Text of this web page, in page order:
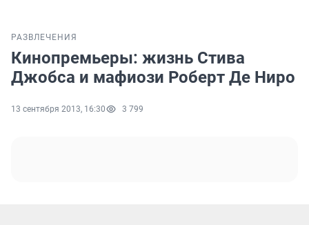
РАЗВЛЕЧЕНИЯ
Кинопремьеры: жизнь Стива
Джобса и мафиози Роберт Де Ниро
13 сентября 2013, 16:30 3 799